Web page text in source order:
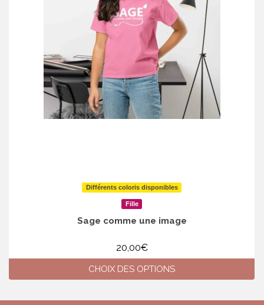
Différents coloris disponibles
Fille
Sage comme une image
20,00€
CHOIX DES OPTIONS